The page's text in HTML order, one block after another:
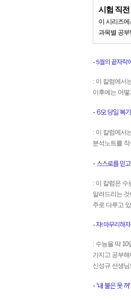
시험 직전
이 시리즈
과목별 공
- 5월의 끝자락
: 이 칼럼에서
이후에는 어
- 6모 당일 복
: 이 칼럼에서
분석노트를
- 스스로를 믿
: 이 칼럼은 수
알려드리는
주로 다루고
- 자! 마무리하
: 수능을 딱 10
가지고 공부
신성규 선생
- '내 불은 못 꺼'